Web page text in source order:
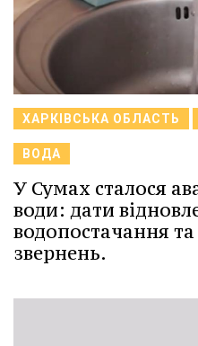
ХАРКІВСЬКА ОБЛАСТЬ
ВОДА
У Сумах сталося
води: дати
водопостачання
звернень.